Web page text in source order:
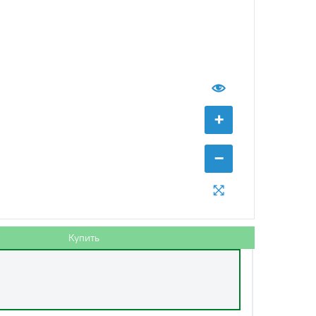
+
−
Купить